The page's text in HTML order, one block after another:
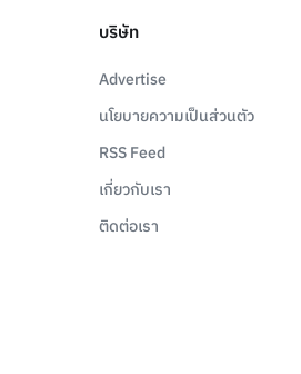
บริษัท
Advertise
นโยบายความเป็นส่วนตัว
RSS Feed
เกี่ยวกับเรา
ติดต่อเรา